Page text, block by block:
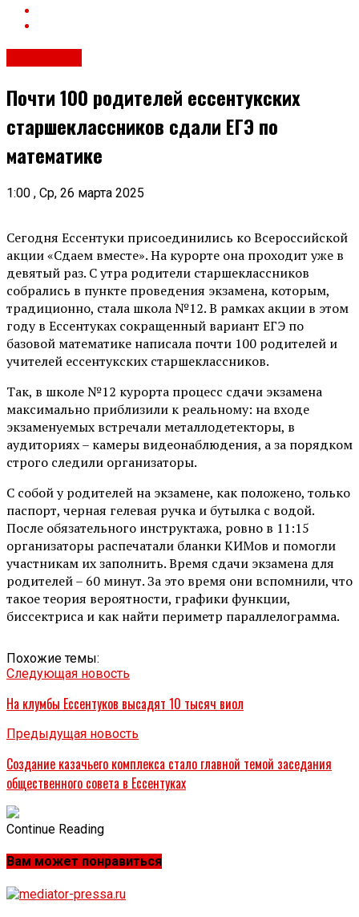
Почти 100 родителей ессентукских
старшеклассников сдали ЕГЭ по
математике
1:00 , Ср, 26 марта 2025
Сегодня Ессентуки присоединились ко Всероссийской
акции «Сдаем вместе». На курорте она проходит уже в
девятый раз. С утра родители старшеклассников
собрались в пункте проведения экзамена, которым,
традиционно, стала школа №12. В рамках акции в этом
году в Ессентуках сокращенный вариант ЕГЭ по
базовой математике написала почти 100 родителей и
учителей ессентукских старшеклассников.
Так, в школе №12 курорта процесс сдачи экзамена
максимально приблизили к реальному: на входе
экзаменуемых встречали металлодетекторы, в
аудиториях – камеры видеонаблюдения, а за порядком
строго следили организаторы.
С собой у родителей на экзамене, как положено, только
паспорт, черная гелевая ручка и бутылка с водой.
После обязательного инструктажа, ровно в 11:15
организаторы распечатали бланки КИМов и помогли
участникам их заполнить. Время сдачи экзамена для
родителей – 60 минут. За это время они вспомнили, что
такое теория вероятности, графики функции,
биссектриса и как найти периметр параллелограмма.
Похожие темы:
Следующая новость
На клумбы Ессентуков высадят 10 тысяч виол
Предыдущая новость
Создание казачьего комплекса стало главной темой заседания
общественного совета в Ессентуках
Continue Reading
Вам может понравиться